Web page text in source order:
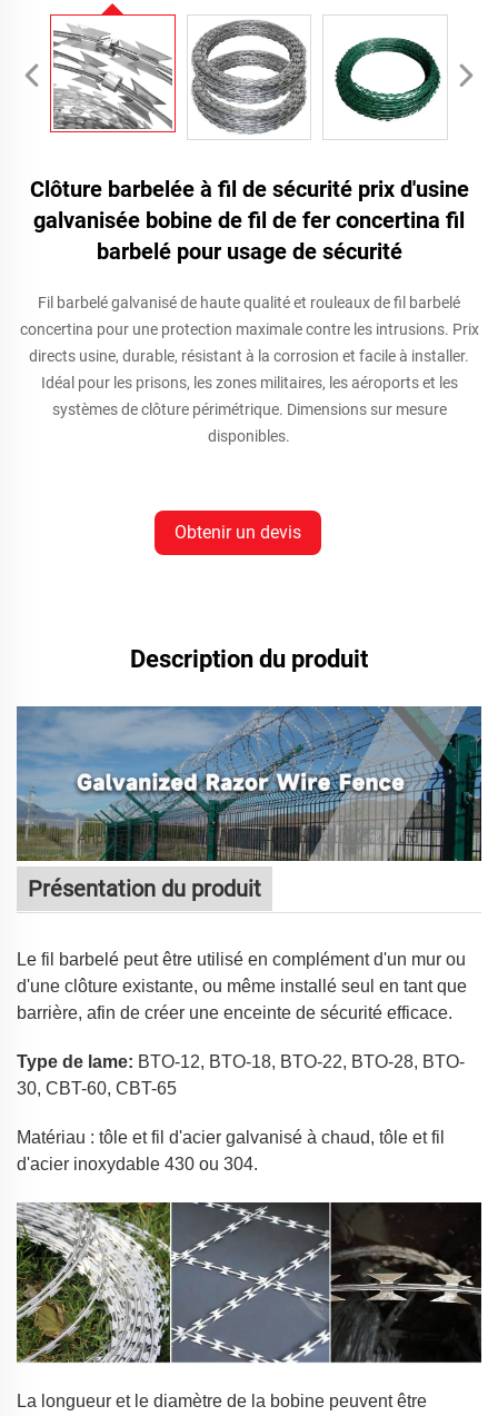
Clôture barbelée à fil de sécurité prix d'usine
galvanisée bobine de fil de fer concertina fil
barbelé pour usage de sécurité
Fil barbelé galvanisé de haute qualité et rouleaux de fil barbelé
concertina pour une protection maximale contre les intrusions. Prix
directs usine, durable, résistant à la corrosion et facile à installer.
Idéal pour les prisons, les zones militaires, les aéroports et les
systèmes de clôture périmétrique. Dimensions sur mesure
disponibles.
Obtenir un devis
Description du produit
Présentation du produit
Le fil barbelé peut être utilisé en complément d'un mur ou
d'une clôture existante, ou même installé seul en tant que
barrière, afin de créer une enceinte de sécurité efficace.
Type de lame: BTO-12, BTO-18, BTO-22, BTO-28, BTO-
30, CBT-60, CBT-65
Matériau : tôle et fil d'acier galvanisé à chaud, tôle et fil
d'acier inoxydable 430 ou 304.
La longueur et le diamètre de la bobine peuvent être